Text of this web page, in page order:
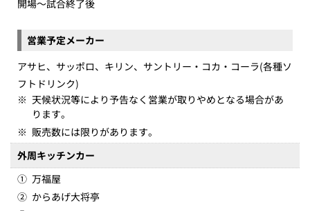
開場～試合終了後
営業予定メーカー
アサヒ、サッポロ、キリン、サントリー・コカ・コーラ(各種ソ
フトドリンク)
※ 天候状況等により予告なく営業が取りやめとなる場合があ
ります。
※ 販売数には限りがあります。
外周キッチンカー
① 万福屋
② からあげ大将亭